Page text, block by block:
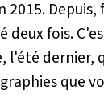
2015.
deux fois.
l'été dernier,
que